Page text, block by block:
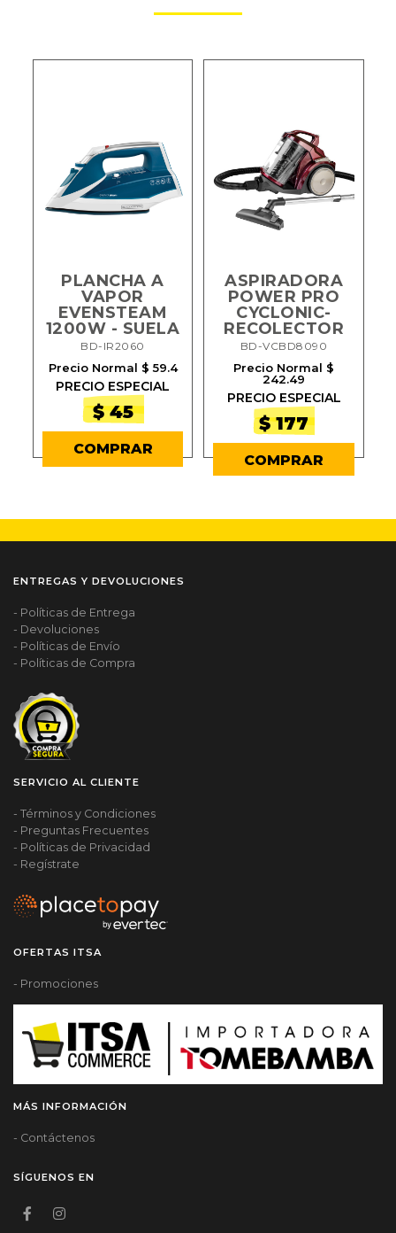
PLANCHA A
VAPOR
EVENSTEAM
1200W - SUELA
BD-IR2060
Precio Normal $ 59.4
PRECIO ESPECIAL
$ 45
COMPRAR
ASPIRADORA
POWER PRO
CYCLONIC-
RECOLECTOR
BD-VCBD8090
Precio Normal $
242.49
PRECIO ESPECIAL
$ 177
COMPRAR
ENTREGAS Y DEVOLUCIONES
- Políticas de Entrega
- Devoluciones
- Políticas de Envío
- Políticas de Compra
SERVICIO AL CLIENTE
- Términos y Condiciones
- Preguntas Frecuentes
- Políticas de Privacidad
- Regístrate
OFERTAS ITSA
- Promociones
MÁS INFORMACIÓN
- Contáctenos
SÍGUENOS EN